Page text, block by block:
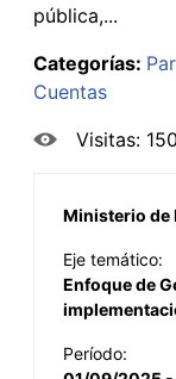
pública,...
Categorías:
Cuentas
Visitas:
Ministerio de
Eje temático:
Enfoque de
Período: